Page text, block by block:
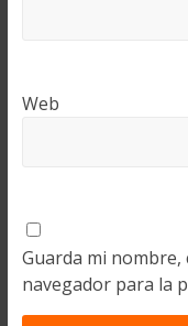
Web
Guarda mi
navegador para la